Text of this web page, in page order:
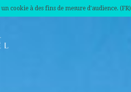
cookie à des fins de mesure d'audience. (FR)